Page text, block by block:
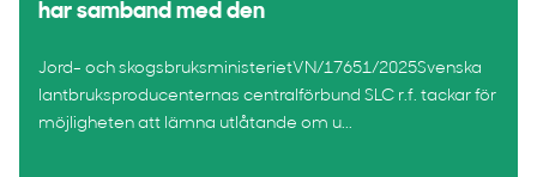
har samband med den
Jord- och skogsbruksministerietVN/17651/2025Svenska
lantbruksproducenternas centralförbund SLC r.f. tackar för
möjligheten att lämna utlåtande om u...